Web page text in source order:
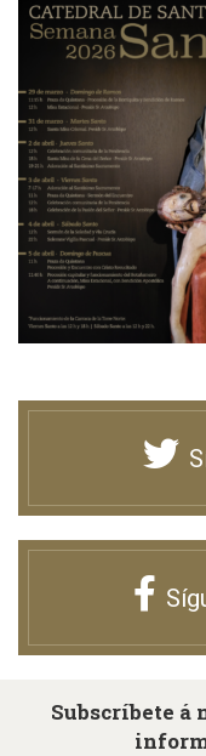
Subscríbete á